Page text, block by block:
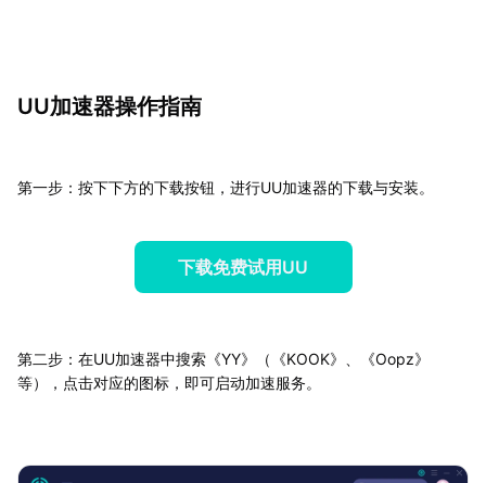
UU加速器操作指南
第一步：按下下方的下载按钮，进行UU加速器的下载与安装。
下载免费试用UU
第二步：在UU加速器中搜索《YY》（《KOOK》、《Oopz》
等），点击对应的图标，即可启动加速服务。